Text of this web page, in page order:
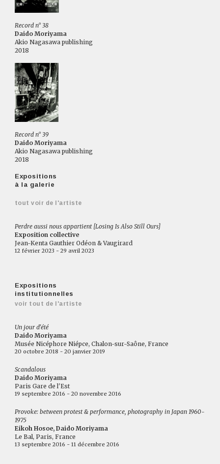
Record n° 38
Daido Moriyama
Akio Nagasawa publishing
2018
Record n° 39
Daido Moriyama
Akio Nagasawa publishing
2018
Expositions
à la galerie
tout voir de l'artiste
Perdre aussi nous appartient [Losing Is Also Still Ours]
Exposition collective
Jean-Kenta Gauthier Odéon & Vaugirard
12 février 2023 - 29 avril 2023
Expositions
institutionnelles
voir tout de l'artiste
Un jour d'été
Daido Moriyama
Musée Nicéphore Niépce, Chalon-sur-Saône, France
20 octobre 2018 - 20 janvier 2019
Scandalous
Daido Moriyama
Paris Gare de l'Est
19 septembre 2016 - 20 novembre 2016
Provoke: between protest & performance, photography in Japan 1960-
1975
Eikoh Hosoe, Daido Moriyama
Le Bal, Paris, France
13 septembre 2016 - 11 décembre 2016